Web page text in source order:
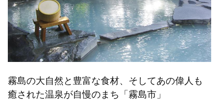
霧島の大自然と豊富な食材、そしてあの偉人も
癒された温泉が自慢のまち「霧島市」